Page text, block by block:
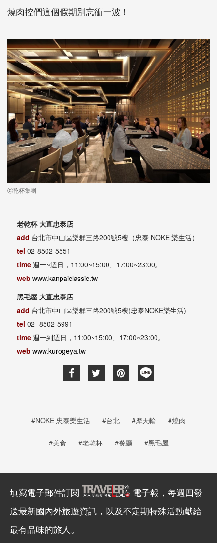
燒肉控們這個假期別忘衝一波！
ⓒ乾杯集團
老乾杯 大直忠泰店
add 台北市中山區樂群三路200號5樓（忠泰 NOKE 樂生活）
tel 02-8502-5551
time 週一~週日，11:00~15:00、17:00~23:00。
web www.kanpaiclassic.tw
黑毛屋 大直忠泰店
add 台北市中山區樂群三路200號5樓(忠泰NOKE樂生活)
tel 02- 8502-5991
time 週一到週日，11:00~15:00、17:00~23:00。
web www.kurogeya.tw
#NOKE 忠泰樂生活 #台北 #摩天輪 #燒肉
#美食 #老乾杯 #餐廳 #黑毛屋
填寫電子郵件訂閱
電子報，每週四發
送最新國內外旅遊資訊，以及不定期特殊活動獻給
最有品味的旅人。